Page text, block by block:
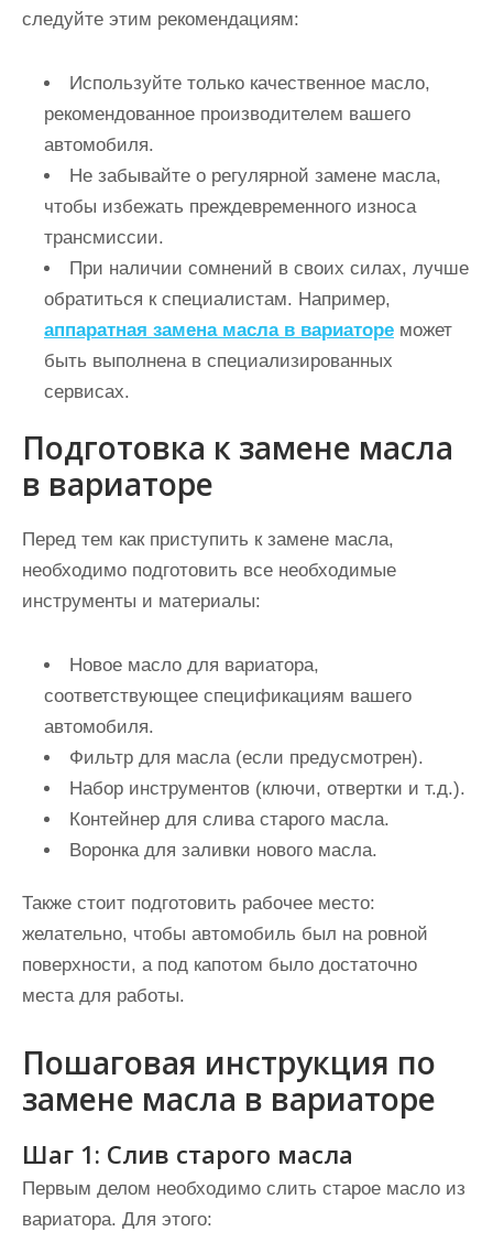
следуйте этим рекомендациям:
Используйте только качественное масло,
рекомендованное производителем вашего
автомобиля.
Не забывайте о регулярной замене масла,
чтобы избежать преждевременного износа
трансмиссии.
При наличии сомнений в своих силах, лучше
обратиться к специалистам. Например,
аппаратная замена масла в вариаторе может
быть выполнена в специализированных
сервисах.
Подготовка к замене масла
в вариаторе
Перед тем как приступить к замене масла,
необходимо подготовить все необходимые
инструменты и материалы:
Новое масло для вариатора,
соответствующее спецификациям вашего
автомобиля.
Фильтр для масла (если предусмотрен).
Набор инструментов (ключи, отвертки и т.д.).
Контейнер для слива старого масла.
Воронка для заливки нового масла.
Также стоит подготовить рабочее место:
желательно, чтобы автомобиль был на ровной
поверхности, а под капотом было достаточно
места для работы.
Пошаговая инструкция по
замене масла в вариаторе
Шаг 1: Слив старого масла
Первым делом необходимо слить старое масло из
вариатора. Для этого: